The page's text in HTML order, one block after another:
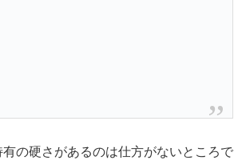
の硬さがあるのは仕方がないところで